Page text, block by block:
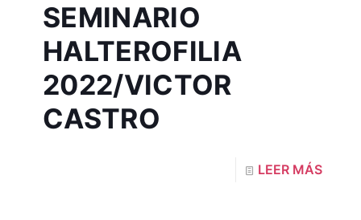
SEMINARIO
HALTEROFILIA
2022/VICTOR
CASTRO
LEER MÁS